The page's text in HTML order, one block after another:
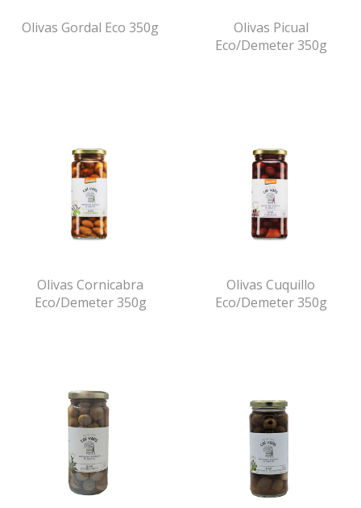
Olivas Gordal Eco 350g
Olivas Picual
Eco/Demeter 350g
Olivas Cornicabra
Eco/Demeter 350g
Olivas Cuquillo
Eco/Demeter 350g